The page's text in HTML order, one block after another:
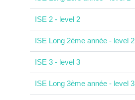
ISE 2 - level 2
ISE Long 2ème année - level 2
ISE 3 - level 3
ISE Long 3ème année - level 3